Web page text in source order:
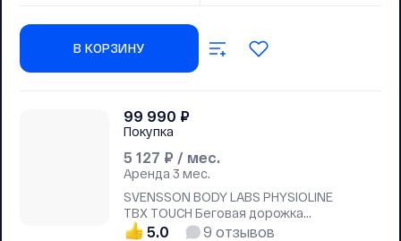
В КОРЗИНУ
5 127 ₽ / мес.
Аренда 3 мес.
99 990 ₽
Покупка
SVENSSON BODY LABS PHYSIOLINE
TBX TOUCH Беговая дорожка
домашняя
5.0 9 отзывов